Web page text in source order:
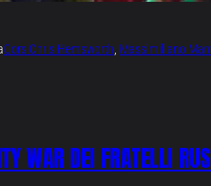
CorsiChris Hemsworth, Massimiliano
WAR DEI FRATELLI